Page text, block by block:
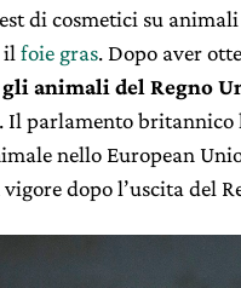
di cosmetici su
il foie gras. Dopo aver
gli animali del Regno
. Il parlamento britannico
nello European
dopo l’uscita del